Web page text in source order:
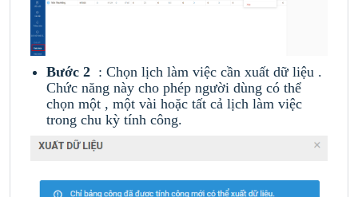
Bước 2 : Chọn lịch làm việc cần xuất dữ liệu .
Chức năng này cho phép người dùng có thể
chọn một , một vài hoặc tất cả lịch làm việc
trong chu kỳ tính công.